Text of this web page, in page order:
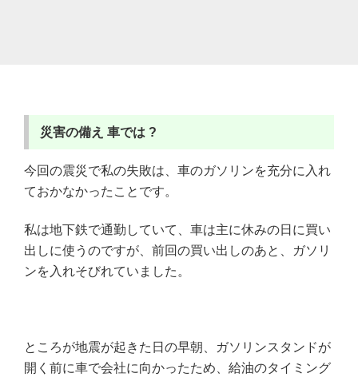
災害の備え 車では ?
今回の震災で私の失敗は、車のガソリンを充分に入れ
ておかなかったことです。
私は地下鉄で通勤していて、車は主に休みの日に買い
出しに使うのですが、前回の買い出しのあと、ガソリ
ンを入れそびれていました。
ところが地震が起きた日の早朝、ガソリンスタンドが
開く前に車で会社に向かったため、給油のタイミング